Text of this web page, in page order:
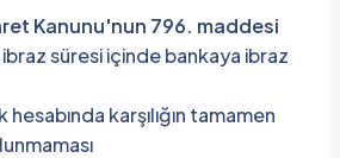
Kanunu'nun 796. maddesi
ibraz süresi içinde bankaya ibraz
hesabında karşılığın tamamen